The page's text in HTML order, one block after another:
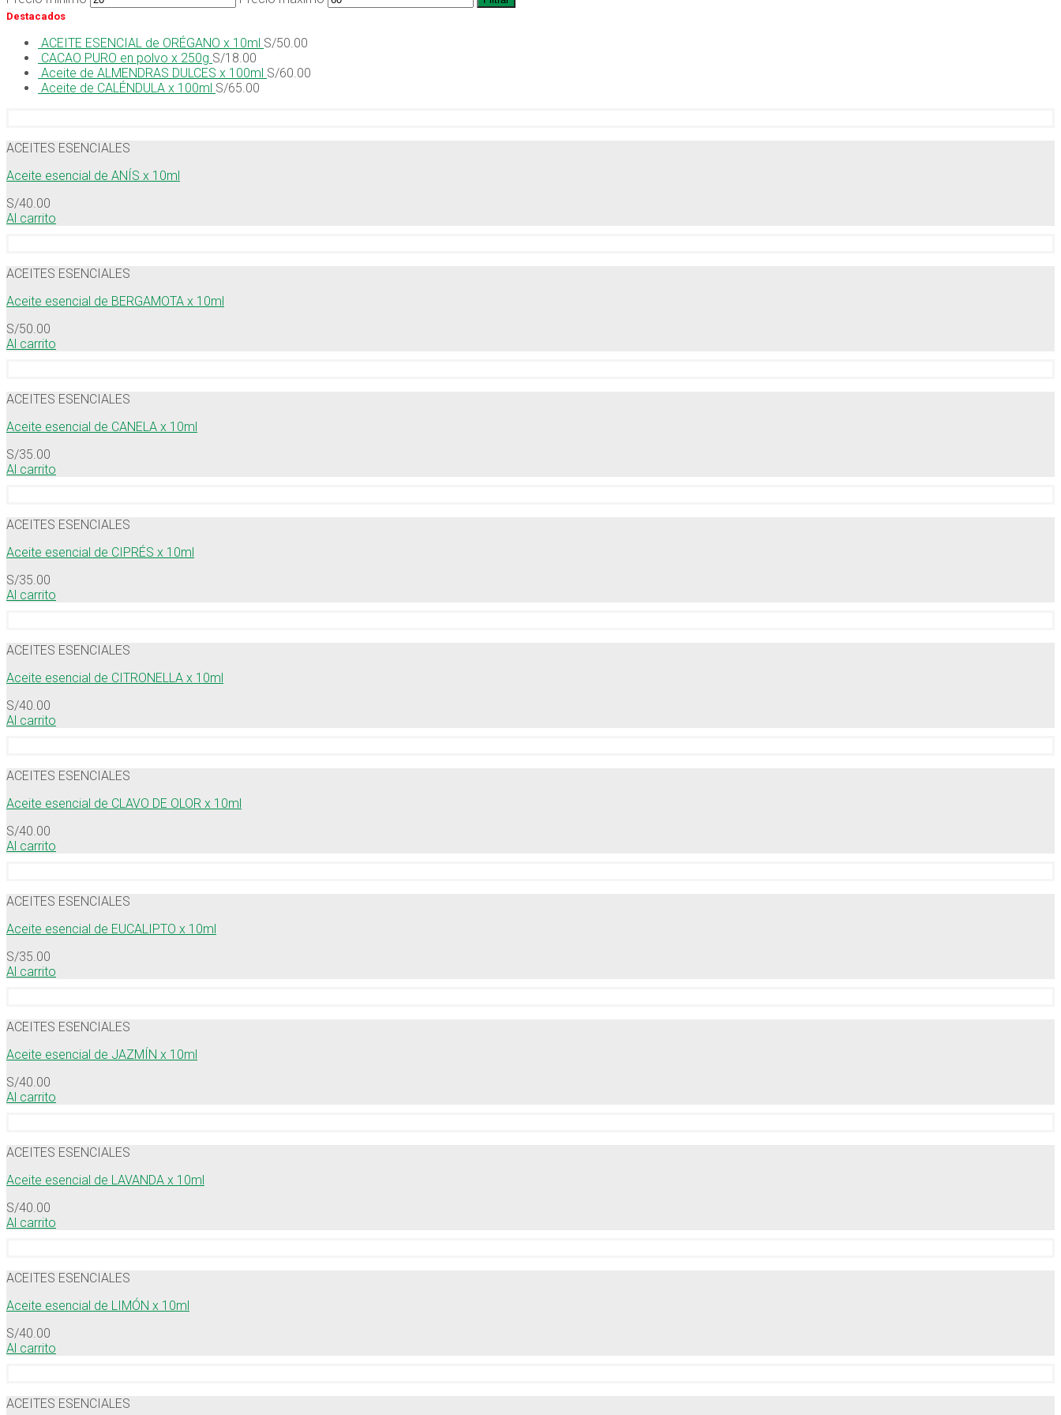
Destacados
ACEITE ESENCIAL de ORÉGANO x 10ml S/50.00
CACAO PURO en polvo x 250g S/18.00
Aceite de ALMENDRAS DULCES x 100ml S/60.00
Aceite de CALÉNDULA x 100ml S/65.00
ACEITES ESENCIALES
Aceite esencial de ANÍS x 10ml
S/40.00
Al carrito
ACEITES ESENCIALES
Aceite esencial de BERGAMOTA x 10ml
S/50.00
Al carrito
ACEITES ESENCIALES
Aceite esencial de CANELA x 10ml
S/35.00
Al carrito
ACEITES ESENCIALES
Aceite esencial de CIPRÉS x 10ml
S/35.00
Al carrito
ACEITES ESENCIALES
Aceite esencial de CITRONELLA x 10ml
S/40.00
Al carrito
ACEITES ESENCIALES
Aceite esencial de CLAVO DE OLOR x 10ml
S/40.00
Al carrito
ACEITES ESENCIALES
Aceite esencial de EUCALIPTO x 10ml
S/35.00
Al carrito
ACEITES ESENCIALES
Aceite esencial de JAZMÍN x 10ml
S/40.00
Al carrito
ACEITES ESENCIALES
Aceite esencial de LAVANDA x 10ml
S/40.00
Al carrito
ACEITES ESENCIALES
Aceite esencial de LIMÓN x 10ml
S/40.00
Al carrito
ACEITES ESENCIALES